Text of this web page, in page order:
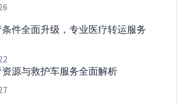
件全面升级，专业医疗转运服务
源与救护车服务全面解析